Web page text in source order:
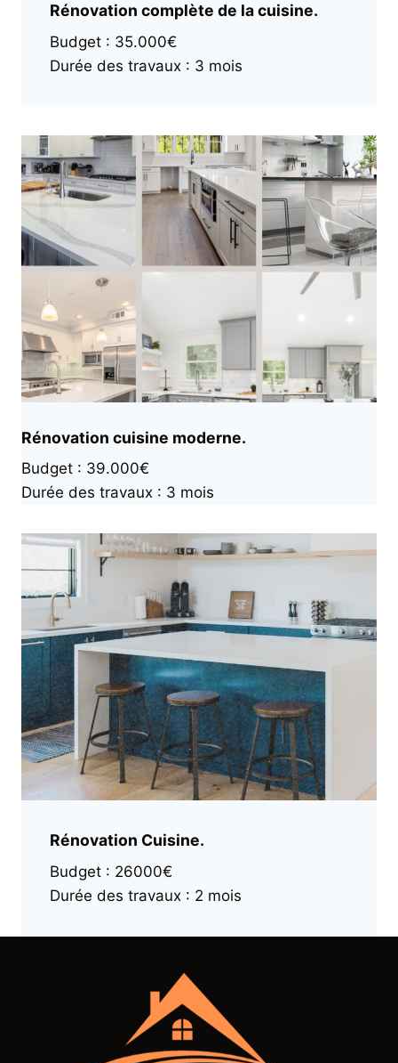
Rénovation complète de la cuisine.
Budget : 35.000€
Durée des travaux : 3 mois
Rénovation cuisine moderne.
Budget : 39.000€
Durée des travaux : 3 mois
Rénovation Cuisine.
Budget : 26000€
Durée des travaux : 2 mois